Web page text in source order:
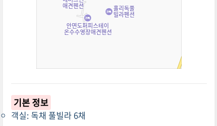
기본 정보
객실: 독채 풀빌라 6채